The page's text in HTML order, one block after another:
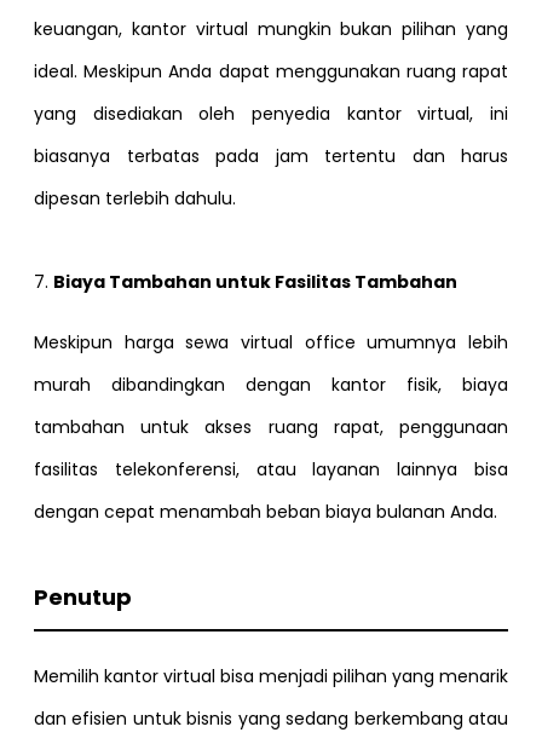
keuangan, kantor virtual mungkin bukan pilihan yang
ideal. Meskipun Anda dapat menggunakan ruang rapat
yang disediakan oleh penyedia kantor virtual, ini
biasanya terbatas pada jam tertentu dan harus
dipesan terlebih dahulu.
7. Biaya Tambahan untuk Fasilitas Tambahan
Meskipun harga sewa virtual office umumnya lebih
murah dibandingkan dengan kantor fisik, biaya
tambahan untuk akses ruang rapat, penggunaan
fasilitas telekonferensi, atau layanan lainnya bisa
dengan cepat menambah beban biaya bulanan Anda.
Penutup
Memilih kantor virtual bisa menjadi pilihan yang menarik
dan efisien untuk bisnis yang sedang berkembang atau